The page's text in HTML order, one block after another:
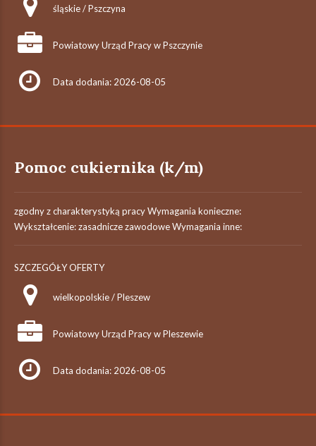
śląskie / Pszczyna
Powiatowy Urząd Pracy w Pszczynie
Data dodania: 2026-08-05
Pomoc cukiernika (k/m)
zgodny z charakterystyką pracy Wymagania konieczne:
Wykształcenie: zasadnicze zawodowe Wymagania inne:
SZCZEGÓŁY OFERTY
wielkopolskie / Pleszew
Powiatowy Urząd Pracy w Pleszewie
Data dodania: 2026-08-05